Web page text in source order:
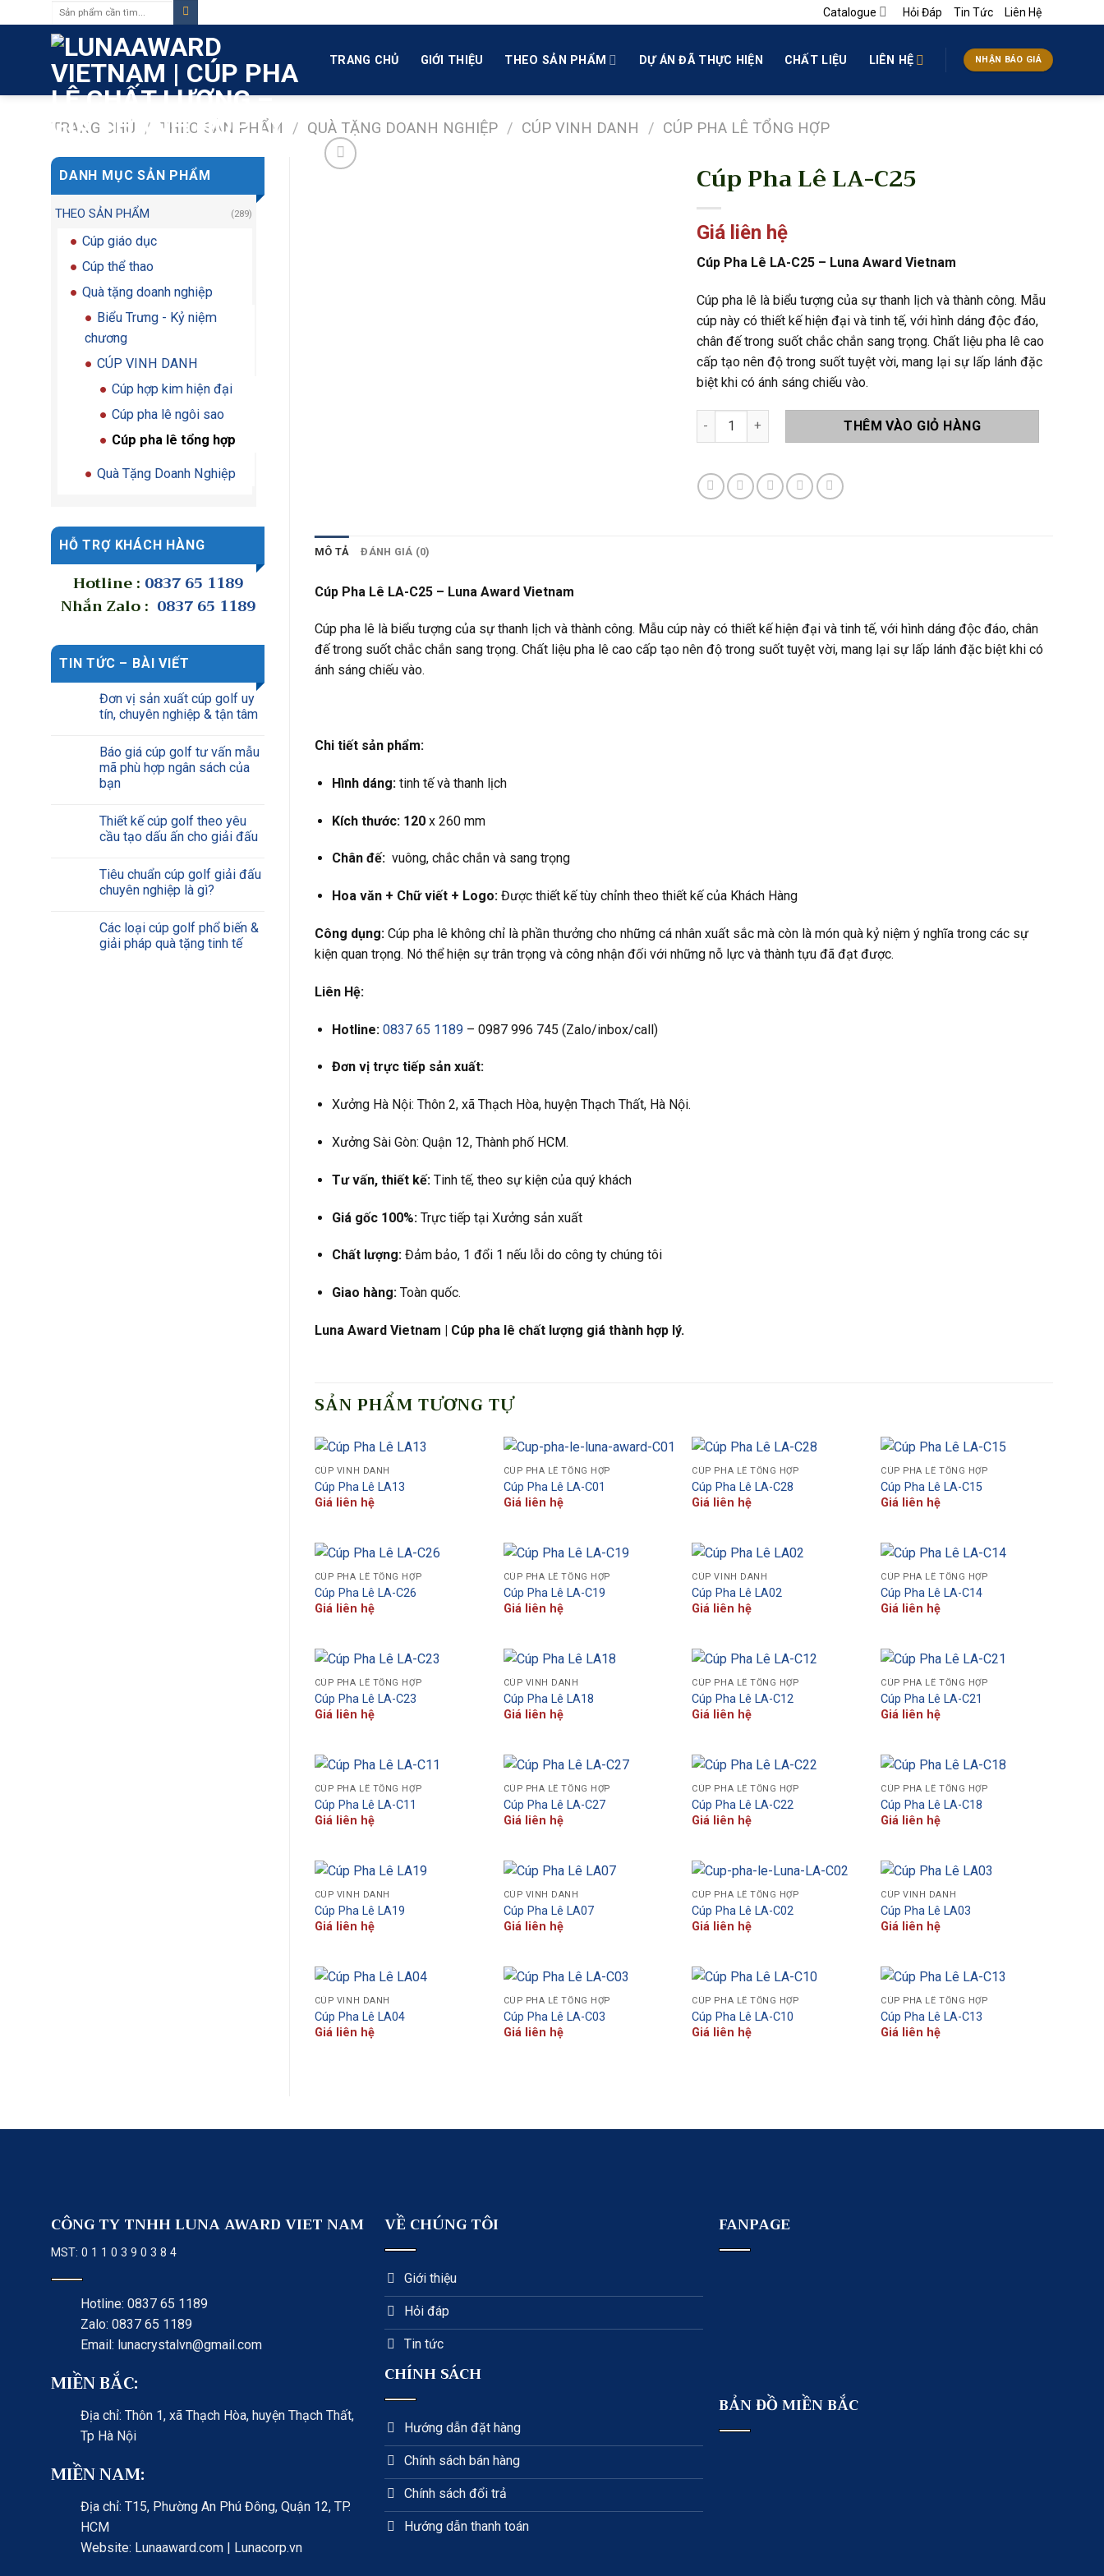
to
Catalogue Hỏi Đáp Tin Tức Liên Hệ
TRANG CHỦ GIỚI THIỆU THEO SẢN PHẨM DỰ ÁN ĐÃ THỰC HIỆN CHẤT LIỆU LIÊN HỆ NHẬN BÁO GIÁ
TRANG CHỦ / THEO SẢN PHẨM / QUÀ TẶNG DOANH NGHIỆP / CÚP VINH DANH / CÚP PHA LÊ TỔNG HỢP
DANH MỤC SẢN PHẨM
THEO SẢN PHẨM (289)
Cúp giáo dục
Cúp thể thao
Quà tặng doanh nghiệp
Biểu Trưng - Kỷ niệm
chương
CÚP VINH DANH
Cúp hợp kim hiện đại
Cúp pha lê ngôi sao
Cúp pha lê tổng hợp
Quà Tặng Doanh Nghiệp
HỖ TRỢ KHÁCH HÀNG
Hotline : 0837 65 1189
Nhắn Zalo : 0837 65 1189
TIN TỨC – BÀI VIẾT
Đơn vị sản xuất cúp golf uy
tín, chuyên nghiệp & tận tâm
Báo giá cúp golf tư vấn mẫu
mã phù hợp ngân sách của
bạn
Thiết kế cúp golf theo yêu
cầu tạo dấu ấn cho giải đấu
Tiêu chuẩn cúp golf giải đấu
chuyên nghiệp là gì?
Các loại cúp golf phổ biến &
giải pháp quà tặng tinh tế
Cúp Pha Lê LA-C25
Giá liên hệ
Cúp Pha Lê LA-C25 – Luna Award Vietnam
Cúp pha lê là biểu tượng của sự thanh lịch và thành công. Mẫu
cúp này có thiết kế hiện đại và tinh tế, với hình dáng độc đáo,
chân đế trong suốt chắc chắn sang trọng. Chất liệu pha lê cao
cấp tạo nên độ trong suốt tuyệt vời, mang lại sự lấp lánh đặc
biệt khi có ánh sáng chiếu vào.
Cúp Pha Lê LA-C25 số lượngTHÊM VÀO GIỎ HÀNG
MÔ TẢ ĐÁNH GIÁ (0)
Cúp Pha Lê LA-C25 – Luna Award Vietnam
Cúp pha lê là biểu tượng của sự thanh lịch và thành công. Mẫu cúp này có thiết kế hiện đại và tinh tế, với hình dáng độc đáo, chân
đế trong suốt chắc chắn sang trọng. Chất liệu pha lê cao cấp tạo nên độ trong suốt tuyệt vời, mang lại sự lấp lánh đặc biệt khi có
ánh sáng chiếu vào.
Chi tiết sản phẩm:
Hình dáng:tinh tế và thanh lịch
Kích thước: 120x 260 mm
Chân đế:vuông, chắc chắn và sang trọng
Hoa văn + Chữ viết + Logo:Được thiết kế tùy chỉnh theo thiết kế của Khách Hàng
Công dụng: Cúp pha lê không chỉ là phần thưởng cho những cá nhân xuất sắc mà còn là món quà kỷ niệm ý nghĩa trong các sự
kiện quan trọng. Nó thể hiện sự trân trọng và công nhận đối với những nỗ lực và thành tựu đã đạt được.
Liên Hệ:
Hotline: 0837 65 1189– 0987 996 745 (Zalo/inbox/call)
Đơn vị trực tiếp sản xuất:
Xưởng Hà Nội: Thôn 2, xã Thạch Hòa, huyện Thạch Thất, Hà Nội.
Xưởng Sài Gòn: Quận 12, Thành phố HCM.
Tư vấn, thiết kế:Tinh tế, theo sự kiện của quý khách
Giá gốc 100%:Trực tiếp tại Xưởng sản xuất
Chất lượng:Đảm bảo, 1 đổi 1 nếu lỗi do công ty chúng tôi
Giao hàng:Toàn quốc.
Luna Award Vietnam | Cúp pha lê chất lượng giá thành hợp lý.
SẢN PHẨM TƯƠNG TỰ
CÚP VINH DANH
Cúp Pha Lê LA13
Giá liên hệ
CÚP PHA LÊ TỔNG HỢP
Cúp Pha Lê LA-C01
Giá liên hệ
CÚP PHA LÊ TỔNG HỢP
Cúp Pha Lê LA-C28
Giá liên hệ
CÚP PHA LÊ TỔNG HỢP
Cúp Pha Lê LA-C15
Giá liên hệ
CÚP PHA LÊ TỔNG HỢP
Cúp Pha Lê LA-C26
Giá liên hệ
CÚP PHA LÊ TỔNG HỢP
Cúp Pha Lê LA-C19
Giá liên hệ
CÚP VINH DANH
Cúp Pha Lê LA02
Giá liên hệ
CÚP PHA LÊ TỔNG HỢP
Cúp Pha Lê LA-C14
Giá liên hệ
CÚP PHA LÊ TỔNG HỢP
Cúp Pha Lê LA-C23
Giá liên hệ
CÚP VINH DANH
Cúp Pha Lê LA18
Giá liên hệ
CÚP PHA LÊ TỔNG HỢP
Cúp Pha Lê LA-C12
Giá liên hệ
CÚP PHA LÊ TỔNG HỢP
Cúp Pha Lê LA-C21
Giá liên hệ
CÚP PHA LÊ TỔNG HỢP
Cúp Pha Lê LA-C11
Giá liên hệ
CÚP PHA LÊ TỔNG HỢP
Cúp Pha Lê LA-C27
Giá liên hệ
CÚP PHA LÊ TỔNG HỢP
Cúp Pha Lê LA-C22
Giá liên hệ
CÚP PHA LÊ TỔNG HỢP
Cúp Pha Lê LA-C18
Giá liên hệ
CÚP VINH DANH
Cúp Pha Lê LA19
Giá liên hệ
CÚP VINH DANH
Cúp Pha Lê LA07
Giá liên hệ
CÚP PHA LÊ TỔNG HỢP
Cúp Pha Lê LA-C02
Giá liên hệ
CÚP VINH DANH
Cúp Pha Lê LA03
Giá liên hệ
CÚP VINH DANH
Cúp Pha Lê LA04
Giá liên hệ
CÚP PHA LÊ TỔNG HỢP
Cúp Pha Lê LA-C03
Giá liên hệ
CÚP PHA LÊ TỔNG HỢP
Cúp Pha Lê LA-C10
Giá liên hệ
CÚP PHA LÊ TỔNG HỢP
Cúp Pha Lê LA-C13
Giá liên hệ
CÔNG TY TNHH LUNA AWARD VIET NAM
MST: 0 1 1 0 3 9 0 3 8 4
Hotline: 0837 65 1189
Zalo: 0837 65 1189
Email: lunacrystalvn@gmail.com
MIỀN BẮC:
Địa chỉ: Thôn 1, xã Thạch Hòa, huyện Thạch Thất,
Tp Hà Nội
MIỀN NAM:
Địa chỉ: T15, Phường An Phú Đông, Quận 12, TP.
HCM
Website: Lunaaward.com | Lunacorp.vn
VỀ CHÚNG TÔI
Giới thiệu
Hỏi đáp
Tin tức
CHÍNH SÁCH
Hướng dẫn đặt hàng
Chính sách bán hàng
Chính sách đổi trả
Hướng dẫn thanh toán
FANPAGE
BẢN ĐỒ MIỀN BẮC